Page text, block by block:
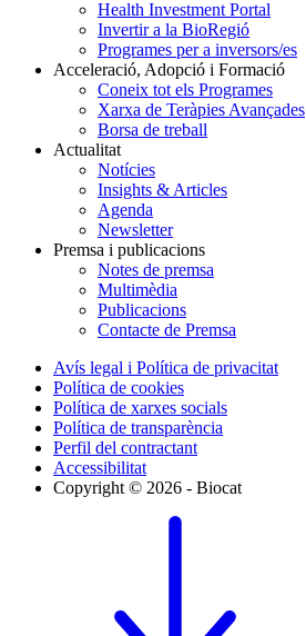
Health Investment Portal
Invertir a la BioRegió
Programes per a inversors/es
Acceleració, Adopció i Formació
Coneix tot els Programes
Xarxa de Teràpies Avançades
Borsa de treball
Actualitat
Notícies
Insights & Articles
Agenda
Newsletter
Premsa i publicacions
Notes de premsa
Multimèdia
Publicacions
Contacte de Premsa
Avís legal i Política de privacitat
Política de cookies
Política de xarxes socials
Política de transparència
Perfil del contractant
Accessibilitat
Copyright © 2026 - Biocat